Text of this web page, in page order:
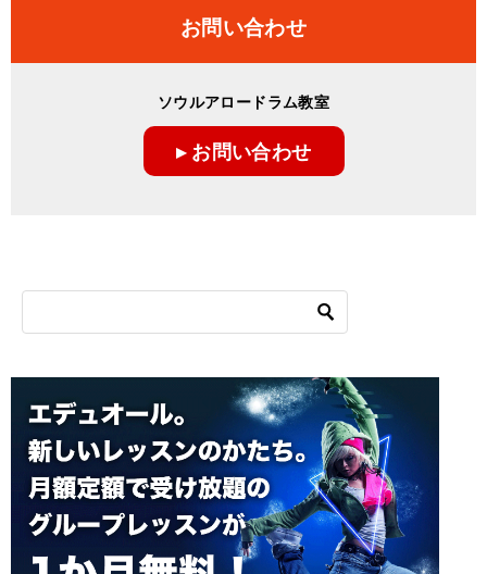
お問い合わせ
ソウルアロードラム教室
▸ お問い合わせ